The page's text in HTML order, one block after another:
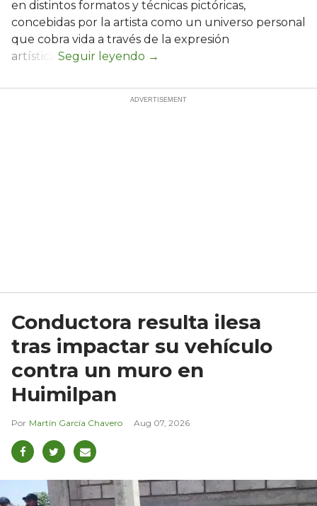
en distintos formatos y técnicas pictóricas,
concebidas por la artista como un universo personal
que cobra vida a través de la expresión
artística.
Conductora resulta ilesa
tras impactar su vehículo
contra un muro en
Huimilpan
Martín García Chavero Aug 07, 2026